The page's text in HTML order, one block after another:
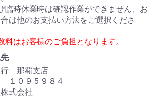
臨時休業時は確認作業ができません、お
は他のお支払い方法をご選択くださ
料はお客様のご負担となります。
行 那覇支店
１０９５９８４
式会社